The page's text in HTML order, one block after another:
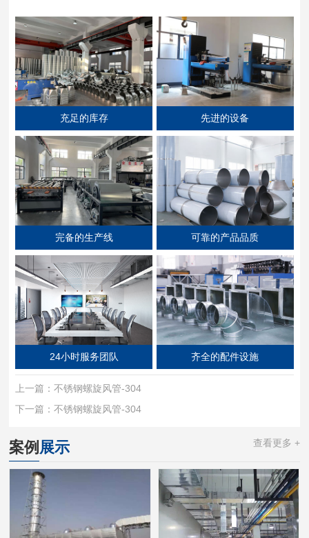
充足的库存 先进的设备
完备的生产线 可靠的产品品质
24小时服务团队 齐全的配件设施
上一篇： 不锈钢螺旋风管-304
下一篇： 不锈钢螺旋风管-304
案例 展示 查看更多 +